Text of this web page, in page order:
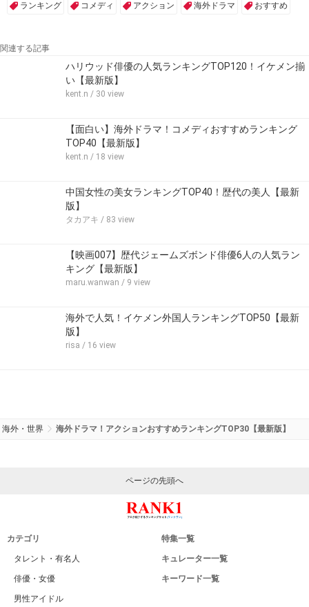
ランキング コメディ アクション 海外ドラマ おすすめ
関連する記事
ハリウッド俳優の人気ランキングTOP120！イケメン揃
い【最新版】
kent.n / 30 view
【面白い】海外ドラマ！コメディおすすめランキング
TOP40【最新版】
kent.n / 18 view
中国女性の美女ランキングTOP40！歴代の美人【最新
版】
タカアキ / 83 view
【映画007】歴代ジェームズボンド俳優6人の人気ラン
キング【最新版】
maru.wanwan / 9 view
海外で人気！イケメン外国人ランキングTOP50【最新
版】
risa / 16 view
海外・世界 海外ドラマ！アクションおすすめランキングTOP30【最新版】
ページの先頭へ
カテゴリ
タレント・有名人
俳優・女優
男性アイドル
特集一覧
キュレーター一覧
キーワード一覧